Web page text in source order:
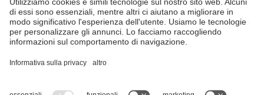
VIVODolomiti è il portale di viaggio per una vacanza in
montagna indimenticabile – con alloggi e offerte nelle
Dolomiti, Patrimonio Naturale dell’Umanità UNESCO.
Nonostante il lavoro accurato e il costante aggiornamento dei contenuti, si